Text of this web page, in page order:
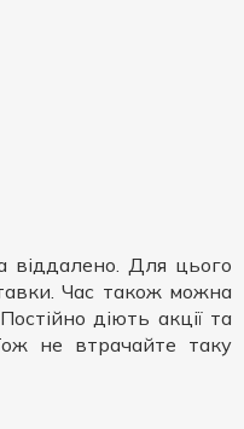
Для цього
Час також можна
діють акції та
не втрачайте таку